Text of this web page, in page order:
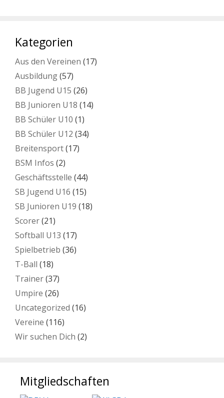
Kategorien
Aus den Vereinen (17)
Ausbildung(57)
BB Jugend U15 (26)
BB Junioren U18 (14)
BB Schüler U10 (1)
BB Schüler U12 (34)
Breitensport(17)
BSM Infos (2)
Geschäftsstelle (44)
SB Jugend U16 (15)
SB Junioren U19 (18)
Scorer(21)
Softball U13 (17)
Spielbetrieb (36)
T-Ball (18)
Trainer(37)
Umpire (26)
Uncategorized (16)
Vereine (116)
Wir suchen Dich (2)
Mitgliedschaften